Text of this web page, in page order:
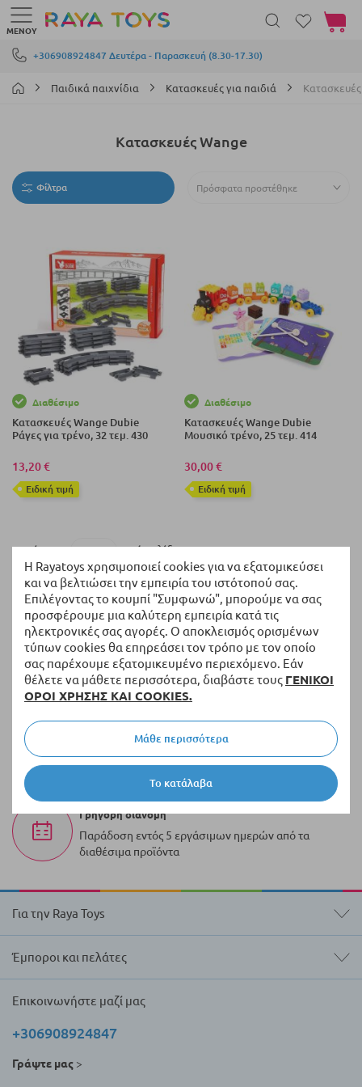
Η Rayatoys χρησιμοποιεί cookies για να εξατομικεύσει
και να βελτιώσει την εμπειρία του ιστότοπού σας.
Επιλέγοντας το κουμπί "Συμφωνώ", μπορούμε να σας
προσφέρουμε μια καλύτερη εμπειρία κατά τις
ηλεκτρονικές σας αγορές. Ο αποκλεισμός ορισμένων
τύπων cookies θα επηρεάσει τον τρόπο με τον οποίο
σας παρέχουμε εξατομικευμένο περιεχόμενο. Εάν
θέλετε να μάθετε περισσότερα, διαβάστε τους ΓΕΝΙΚΟΙ
ΟΡΟΙ ΧΡΗΣΗΣ ΚΑΙ COOKIES.
Το κατάλαβα
Μάθε περισσότερα
Μετάβαση στο περιεχόμενο
+306908924847 Δευτέρα - Παρασκευή (8.30-17.30)
ΜΕΝΟΎ
Το
Παιδικά παιχνίδια Κατασκευές για παιδιά
Κατασκευές Wange
Φίλτρα
Διαθέσιμο
Κατασκευές Wange Dubie
Ράγες για τρένο, 32 τεμ. 430
13,20 €
Eιδική τιμή
Διαθέσιμο
Κατασκευές Wange Dubie
Μουσικό τρένο, 25 τεμ. 414
30,00 €
Eιδική τιμή
Εμφάνιση ανά σελίδα
Επιστροφή και ανταλλαγή
14 ημέρες δικαίωμα επιστροφής χωρίς επιπλέον
ερωτήσεις
Δωρεάν αποστολή
Για παραγγελίες άνω των 50 EUR*
100.000+ προϊόντα
Μια ποικιλία από πρωτότυπα προϊόντα πάντα σε
Γρήγορη διανομή
Παράδοση εντός 5 εργάσιμων ημερών από τα
διαθέσιμα προϊόντα
Για την Raya Toys
Έμποροι και πελάτες
Επικοινωνήστε μαζί μας
+306908924847
Γράψτε μας >